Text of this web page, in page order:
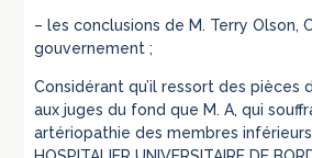
– les conclusions de M. Terry Olson,
gouvernement ;
Considérant qu’il ressort des pièces
aux juges du fond que M. A, qui
artériopathie des membres